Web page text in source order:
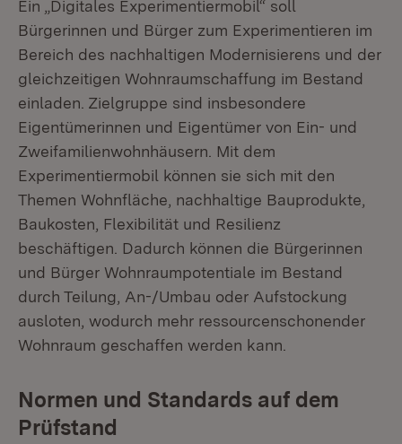
Ein „Digitales Experimentiermobil“ soll
Bürgerinnen und Bürger zum Experimentieren im
Bereich des nachhaltigen Modernisierens und der
gleichzeitigen Wohnraumschaffung im Bestand
einladen. Zielgruppe sind insbesondere
Eigentümerinnen und Eigentümer von Ein- und
Zweifamilienwohnhäusern. Mit dem
Experimentiermobil können sie sich mit den
Themen Wohnfläche, nachhaltige Bauprodukte,
Baukosten, Flexibilität und Resilienz
beschäftigen. Dadurch können die Bürgerinnen
und Bürger Wohnraumpotentiale im Bestand
durch Teilung, An-/Umbau oder Aufstockung
ausloten, wodurch mehr ressourcenschonender
Wohnraum geschaffen werden kann.
Normen und Standards auf dem
Prüfstand